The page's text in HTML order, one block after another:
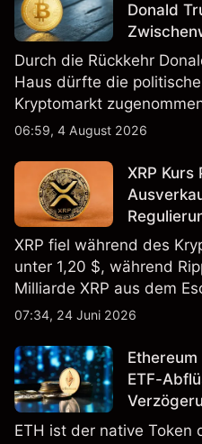
Donald
Durch die Rückkehr
Haus dürfte die
Kryptomarkt
06:59, 4 August 2026
XRP Kurs
XRP fiel während des
unter 1,20 $, während
Milliarde XRP aus dem
Fokus rückte. Die
zukünftige Ergebnisse.
07:34, 24 Juni 2026
Ethereum
ETF-
ETH ist der native Token